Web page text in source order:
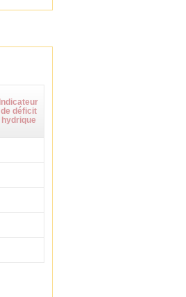
Indicateur
de déficit
hydrique